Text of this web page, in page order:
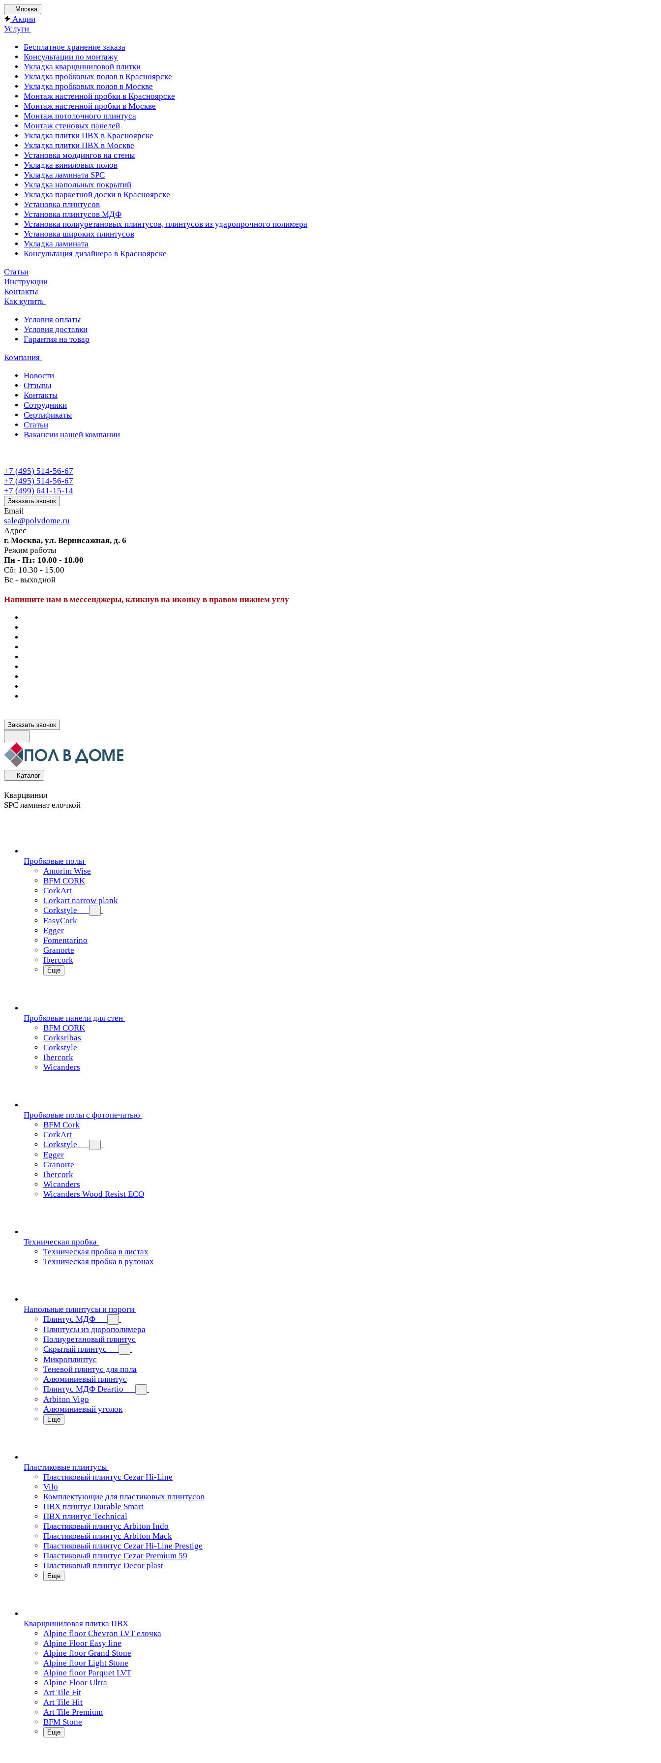
Москва
Акции
Услуги
Бесплатное хранение заказа
Консультации по монтажу
Укладка кварцвиниловой плитки
Укладка пробковых полов в Красноярске
Укладка пробковых полов в Москве
Монтаж настенной пробки в Красноярске
Монтаж настенной пробки в Москве
Монтаж потолочного плинтуса
Монтаж стеновых панелей
Укладка плитки ПВХ в Красноярске
Укладка плитки ПВХ в Москве
Установка молдингов на стены
Укладка виниловых полов
Укладка ламината SPC
Укладка напольных покрытий
Укладка паркетной доски в Красноярске
Установка плинтусов
Установка плинтусов МДФ
Установка полиуретановых плинтусов, плинтусов из ударопрочного полимера
Установка широких плинтусов
Укладка ламината
Консультация дизайнера в Красноярске
Статьи
Инструкции
Контакты
Как купить
Условия оплаты
Условия доставки
Гарантия на товар
Компания
Новости
Отзывы
Контакты
Сотрудники
Сертификаты
Статьи
Вакансии нашей компании
+7 (495) 514-56-67
+7 (495) 514-56-67
+7 (499) 641-15-14
Заказать звонок
Email
sale@polvdome.ru
Адрес
г. Москва, ул. Вернисажная, д. 6
Режим работы
Пн - Пт: 10.00 - 18.00
Сб: 10.30 - 15.00
Вс - выходной
Напишите нам в мессенджеры, кликнув на иконку в правом нижнем углу
Заказать звонок
Каталог
Кварцвинил
SPC ламинат елочкой
Пробковые полы
Amorim Wise
BFM CORK
CorkArt
Corkart narrow plank
Corkstyle
EasyCork
Egger
Fomentarino
Granorte
Ibercork
Еще
Пробковые панели для стен
BFM CORK
Corksribas
Corkstyle
Ibercork
Wicanders
Пробковые полы с фотопечатью
BFM Cork
CorkArt
Corkstyle
Egger
Granorte
Ibercork
Wicanders
Wicanders Wood Resist ECO
Техническая пробка
Техническая пробка в листах
Техническая пробка в рулонах
Напольные плинтусы и пороги
Плинтус МДФ
Плинтусы из дюрополимера
Полиуретановый плинтус
Скрытый плинтус
Микроплинтус
Теневой плинтус для пола
Алюминиевый плинтус
Плинтус МДФ Deartio
Arbiton Vigo
Алюминиевый уголок
Еще
Пластиковые плинтусы
Пластиковый плинтус Cezar Hi-Line
Vilo
Комплектующие для пластиковых плинтусов
ПВХ плинтус Durable Smart
ПВХ плинтус Technical
Пластиковый плинтус Arbiton Indo
Пластиковый плинтус Arbiton Mack
Пластиковый плинтус Cezar Hi-Line Prestige
Пластиковый плинтус Cezar Premium 59
Пластиковый плинтус Decor plast
Еще
Кварцвиниловая плитка ПВХ
Alpine floor Chevron LVT елочка
Alpine Floor Easy line
Alpine floor Grand Stone
Alpine floor Light Stone
Alpine floor Parquet LVT
Alpine Floor Ultra
Art Tile Fit
Art Tile Hit
Art Tile Premium
BFM Stone
Еще